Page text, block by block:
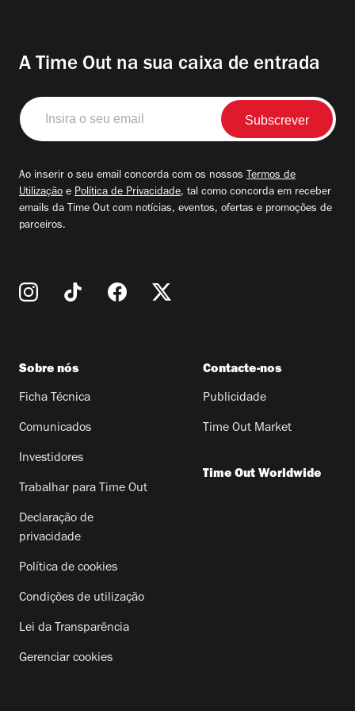
A Time Out na sua caixa de entrada
Insira
o
seu
Ao inserir o seu email concorda com os nossos Termos de
Utilização e Política de Privacidade, tal como concorda em receber
emails da Time Out com notícias, eventos, ofertas e promoções de
parceiros.
Sobre nós
Ficha Técnica
Comunicados
Investidores
Trabalhar para Time Out
Declaração de
privacidade
Política de cookies
Condições de utilização
Lei da Transparência
Gerenciar cookies
Contacte-nos
Publicidade
Time Out Market
Time Out Worldwide